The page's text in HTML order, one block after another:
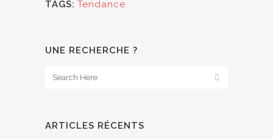
TAGS: Tendance
UNE RECHERCHE ?
ARTICLES RÉCENTS